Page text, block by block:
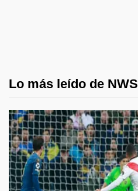
Lo más leído de NWS